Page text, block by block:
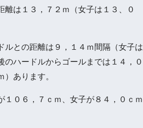
離は１３，７２ｍ（女子は１３、０
ルとの距離は９，１４ｍ間隔（女子は
のハードルからゴールまでは１４，０
）あります。
１０６，７ｃｍ、女子が８４，０ｃｍ